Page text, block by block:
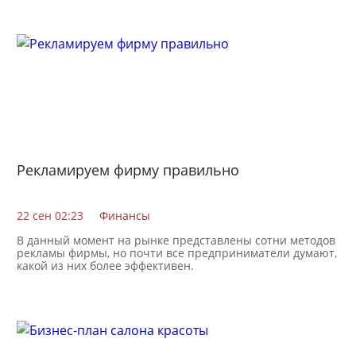
Рекламируем фирму правильно
22 сен 02:23
Финансы
В данный момент на рынке представлены сотни методов
рекламы фирмы, но почти все предприниматели думают,
какой из них более эффективен.